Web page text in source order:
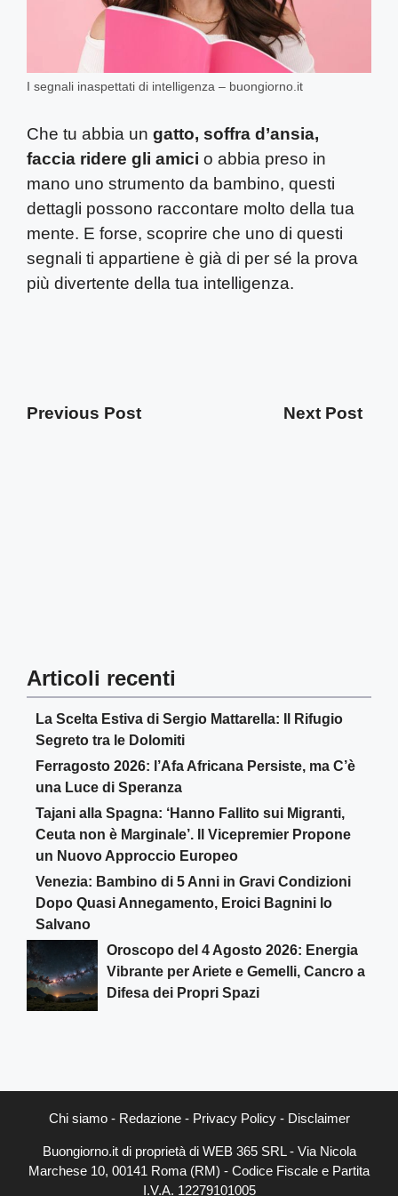
I segnali inaspettati di intelligenza – buongiorno.it
Che tu abbia un gatto, soffra d’ansia,
faccia ridere gli amici o abbia preso in
mano uno strumento da bambino, questi
dettagli possono raccontare molto della tua
mente. E forse, scoprire che uno di questi
segnali ti appartiene è già di per sé la prova
più divertente della tua intelligenza.
Previous Post Next Post
Articoli recenti
La Scelta Estiva di Sergio Mattarella: Il Rifugio
Segreto tra le Dolomiti
Ferragosto 2026: l’Afa Africana Persiste, ma C’è
una Luce di Speranza
Tajani alla Spagna: ‘Hanno Fallito sui Migranti,
Ceuta non è Marginale’. Il Vicepremier Propone
un Nuovo Approccio Europeo
Venezia: Bambino di 5 Anni in Gravi Condizioni
Dopo Quasi Annegamento, Eroici Bagnini lo
Salvano
Oroscopo del 4 Agosto 2026: Energia
Vibrante per Ariete e Gemelli, Cancro a
Difesa dei Propri Spazi
Chi siamo- Redazione- Privacy Policy- Disclaimer
Buongiorno.it di proprietà di WEB 365 SRL - Via Nicola
Marchese 10, 00141 Roma (RM) - Codice Fiscale e Partita
I.V.A. 12279101005